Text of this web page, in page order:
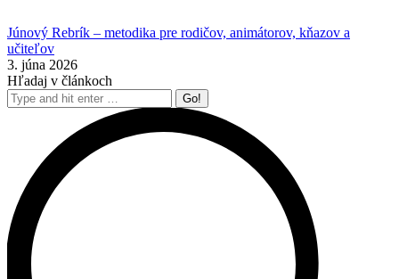
Júnový Rebrík – metodika pre rodičov, animátorov, kňazov a
učiteľov
3. júna 2026
Hľadaj v článkoch
Search: